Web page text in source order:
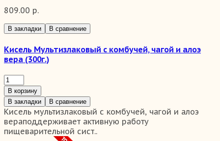
809.00 р.
В закладки В сравнение
Кисель Мультизлаковый с комбучей, чагой и алоэ
вера (300г.)
В корзину
В закладки
В сравнение
Кисель мультизлаковый с комбучей, чагой и алоэ
вераподдерживает активную работу
пищеварительной сист..